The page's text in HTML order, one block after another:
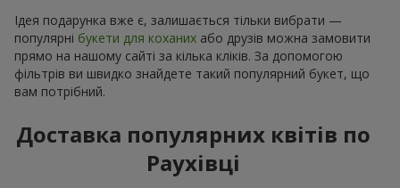
Ідея подарунка вже є, залишається тільки вибрати —
популярні букети для коханих або друзів можна замовити
прямо на нашому сайті за кілька кліків. За допомогою
фільтрів ви швидко знайдете такий популярний букет, що
вам потрібний.
Доставка популярних квітів по
Раухівці